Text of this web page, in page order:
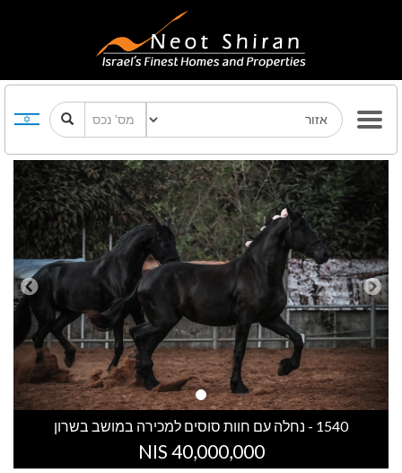
Previous Next
1540 - נחלה עם חוות סוסים למכירה במושב בשרון
40,000,000 NIS